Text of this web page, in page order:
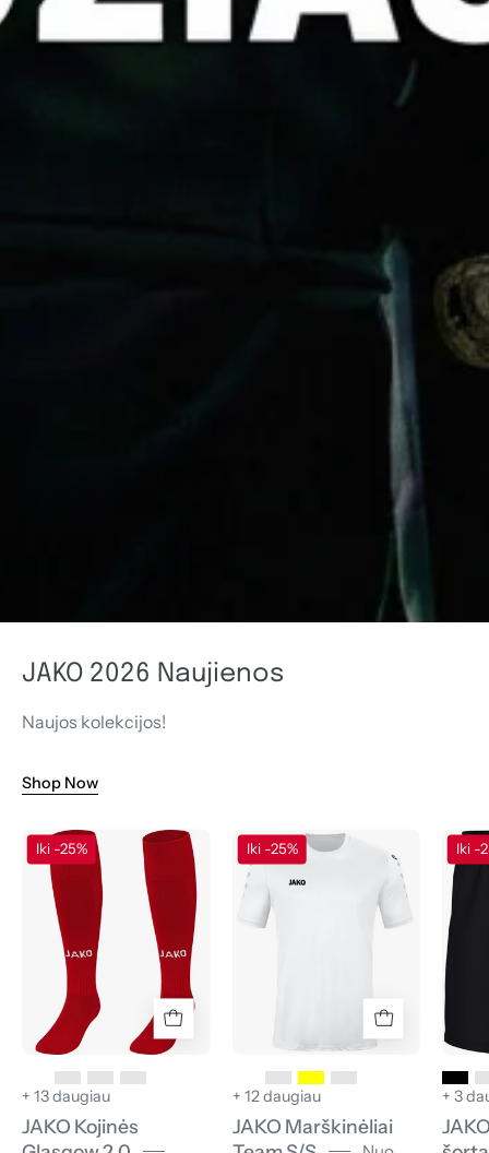
JAKO 2026 Naujienos
Naujos kolekcijos!
Shop Now
JAKO
Kojinės
Glasgow
Iki -25%
+ 13 daugiau
JAKO Kojinės
JAKO
Marškinėliai
Iki -25%
+ 12 daugiau
JAKO Marškinėliai
Iki -
+ 3